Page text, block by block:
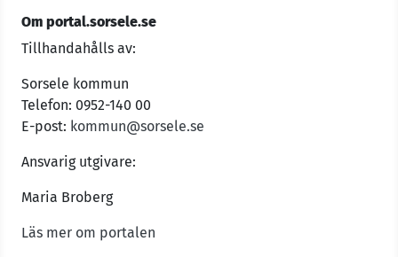
Om portal.sorsele.se
Tillhandahålls av:
Sorsele kommun
Telefon: 0952-140 00
E-post: kommun@sorsele.se
Ansvarig utgivare:
Maria Broberg
Läs mer om portalen